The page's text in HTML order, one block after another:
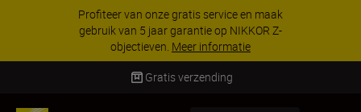
KORTING OP ACCESSOIRES | Bespaar 15% op
geselecteerde accessoires, maak je kit vandaag
nog compleetKoop nu
Gratis verzending